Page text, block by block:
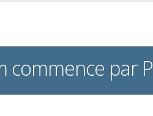
commence par P